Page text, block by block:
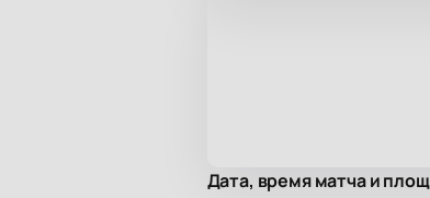
Дата, время матча и